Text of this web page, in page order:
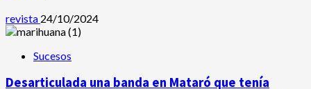
revista 24/10/2024
Sucesos
Desarticulada una banda en Mataró que tenía